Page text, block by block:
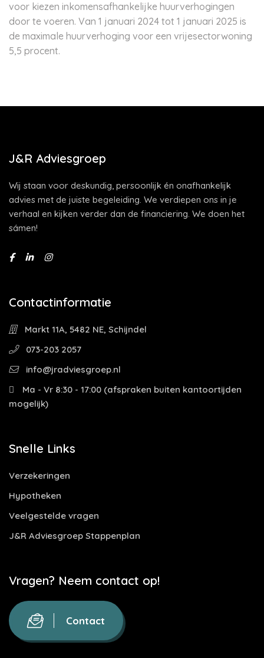
voor kiezen inkomensafhankelijke huurverhogingen
door te voeren. Van 1 januari 2024 tot 1 januari 2025 is
de maximale huurverhoging voor een vrijesectorwoning
5,5 procent.
J&R Adviesgroep
Wij staan voor deskundig, persoonlijk én onafhankelijk
advies met de juiste begeleiding. We verdiepen ons in je
verhaal en kijken verder dan de financiering. We doen het
sámen!
Contactinformatie
Markt 11A, 5482 NE, Schijndel
073-203 2057
info@jradviesgroep.nl
Ma - Vr 8:30 - 17:00 (afspraken buiten kantoortijden
mogelijk)
Snelle Links
Verzekeringen
Hypotheken
Veelgestelde vragen
J&R Adviesgroep Stappenplan
Vragen? Neem contact op!
Contact